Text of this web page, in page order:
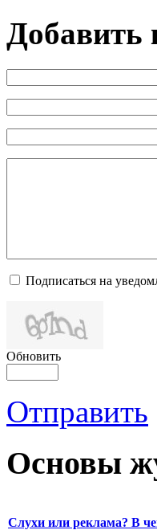
Добавить
Подписаться на
Обновить
Отправить
Основы
Слухи или реклама? В